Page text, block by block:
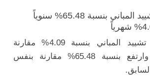
ارتفاع تكاليف تشييد المباني بنسبة 65.48% سنوياً
ارتفعت تكاليف تشييد المباني بنسبة 4.09% مقارنة
بالشهر السابق وارتفع بنسبة 65.48% مقارنة بنفس